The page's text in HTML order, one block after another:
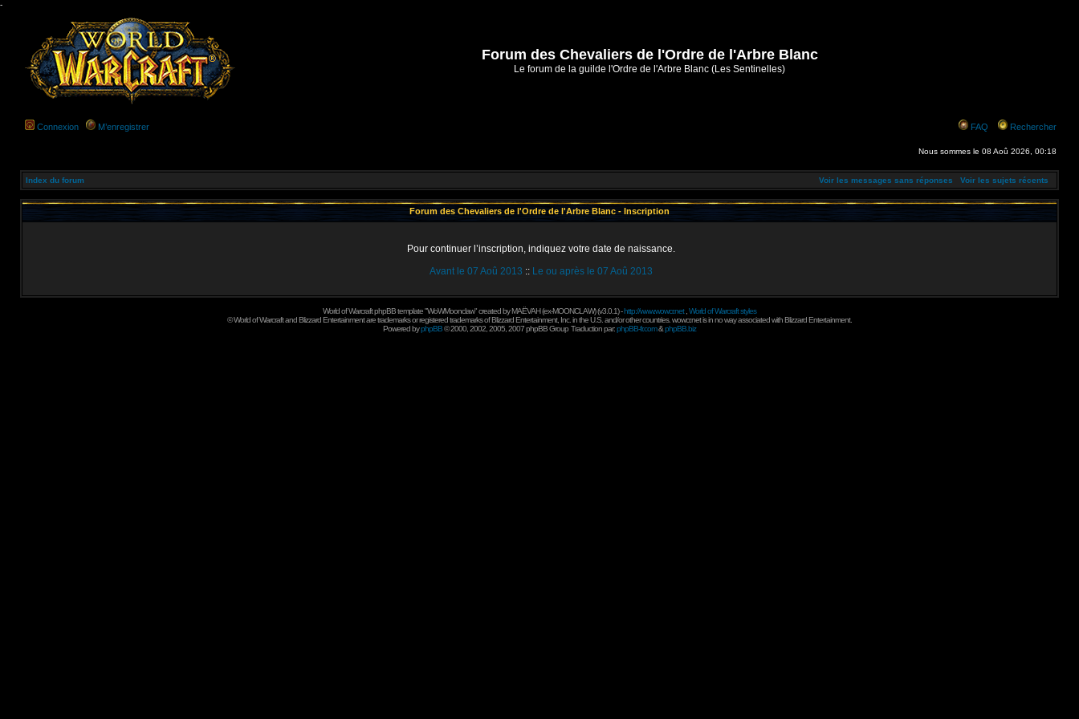
-
Forum des Chevaliers de l'Ordre de l'Arbre Blanc
Le forum de la guilde l'Ordre de l'Arbre Blanc (Les Sentinelles)
Connexion M’enregistrer FAQ Rechercher
Nous sommes le 08 Aoû 2026, 00:18
Index du forum Voir les messages sans réponses Voir les sujets récents
Forum des Chevaliers de l'Ordre de l'Arbre Blanc - Inscription
Pour continuer l’inscription, indiquez votre date de naissance.
Avant le 07 Aoû 2013 :: Le ou après le 07 Aoû 2013
World of Warcraft phpBB template "WoWMoonclaw" created byMAËVAH(ex-MOONCLAW) (v3.0.1) -http://www.wowcr.net, World of Warcraft styles
©World of Warcraft and Blizzard Entertainment are trademarks or registered trademarks of Blizzard Entertainment, Inc. in the U.S. and/or other countries. wowcr.net is in no way associated with Blizzard Entertainment.
Powered byphpBB© 2000, 2002, 2005, 2007 phpBB Group Traduction par:phpBB-fr.com&phpBB.biz